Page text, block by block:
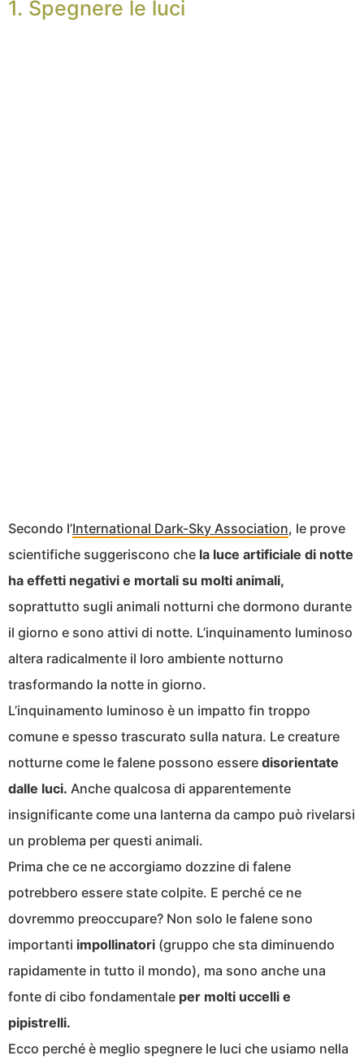
1. Spegnere le luci
Secondo l’International Dark-Sky Association, le prove
scientifiche suggeriscono che la luce artificiale di notte
ha effetti negativi e mortali su molti animali,
soprattutto sugli animali notturni che dormono durante
il giorno e sono attivi di notte. L’inquinamento luminoso
altera radicalmente il loro ambiente notturno
trasformando la notte in giorno.
L’inquinamento luminoso è un impatto fin troppo
comune e spesso trascurato sulla natura. Le creature
notturne come le falene possono essere disorientate
dalle luci. Anche qualcosa di apparentemente
insignificante come una lanterna da campo può rivelarsi
un problema per questi animali.
Prima che ce ne accorgiamo dozzine di falene
potrebbero essere state colpite. E perché ce ne
dovremmo preoccupare? Non solo le falene sono
importanti impollinatori (gruppo che sta diminuendo
rapidamente in tutto il mondo), ma sono anche una
fonte di cibo fondamentale per molti uccelli e
pipistrelli.
Ecco perché è meglio spegnere le luci che usiamo nella